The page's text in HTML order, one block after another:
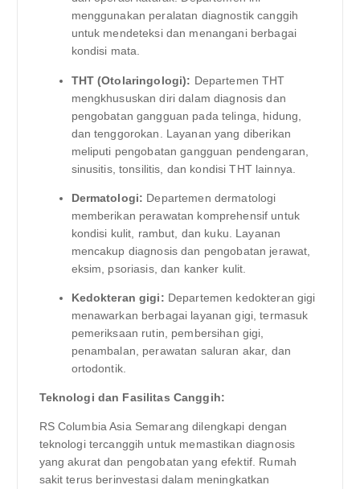
menggunakan peralatan diagnostik canggih
untuk mendeteksi dan menangani berbagai
kondisi mata.
THT (Otolaringologi): Departemen THT
mengkhususkan diri dalam diagnosis dan
pengobatan gangguan pada telinga, hidung,
dan tenggorokan. Layanan yang diberikan
meliputi pengobatan gangguan pendengaran,
sinusitis, tonsilitis, dan kondisi THT lainnya.
Dermatologi: Departemen dermatologi
memberikan perawatan komprehensif untuk
kondisi kulit, rambut, dan kuku. Layanan
mencakup diagnosis dan pengobatan jerawat,
eksim, psoriasis, dan kanker kulit.
Kedokteran gigi: Departemen kedokteran gigi
menawarkan berbagai layanan gigi, termasuk
pemeriksaan rutin, pembersihan gigi,
penambalan, perawatan saluran akar, dan
ortodontik.
Teknologi dan Fasilitas Canggih:
RS Columbia Asia Semarang dilengkapi dengan
teknologi tercanggih untuk memastikan diagnosis
yang akurat dan pengobatan yang efektif. Rumah
sakit terus berinvestasi dalam meningkatkan